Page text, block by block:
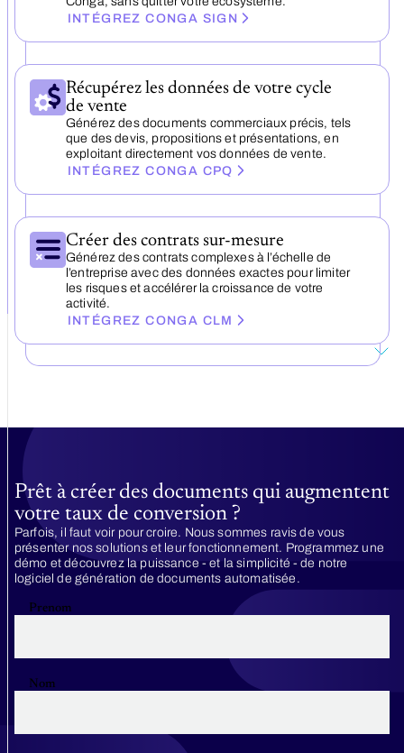
INTÉGREZ CONGA SIGN
Récupérez les données de votre cycle
de vente
Générez des documents commerciaux précis, tels
que des devis, propositions et présentations, en
exploitant directement vos données de vente.
INTÉGREZ CONGA CPQ
Créer des contrats sur-mesure
Générez des contrats complexes à l’échelle de
l’entreprise avec des données exactes pour limiter
les risques et accélérer la croissance de votre
activité.
INTÉGREZ CONGA CLM
Prêt à créer des documents qui augmentent
votre taux de conversion ?
Parfois, il faut voir pour croire. Nous sommes ravis de vous
présenter nos solutions et leur fonctionnement. Programmez une
démo et découvrez la puissance - et la simplicité - de notre
logiciel de génération de documents automatisée.
Prenom
Nom